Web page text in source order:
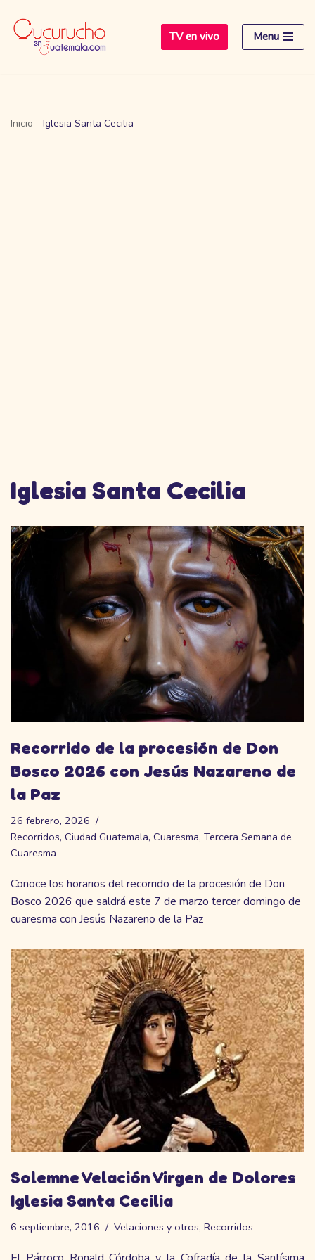
Saltar
TV en vivo Menu
Inicio - Iglesia Santa Cecilia
Iglesia Santa Cecilia
Recorrido de la procesión de Don
Bosco 2026 con Jesús Nazareno de
la Paz
26 febrero, 2026
Recorridos, Ciudad Guatemala, Cuaresma, Tercera Semana de
Cuaresma
Conoce los horarios del recorrido de la procesión de Don
Bosco 2026 que saldrá este 7 de marzo tercer domingo de
cuaresma con Jesús Nazareno de la Paz
Solemne Velación Virgen de Dolores
Iglesia Santa Cecilia
6 septiembre, 2016 Velaciones y otros, Recorridos